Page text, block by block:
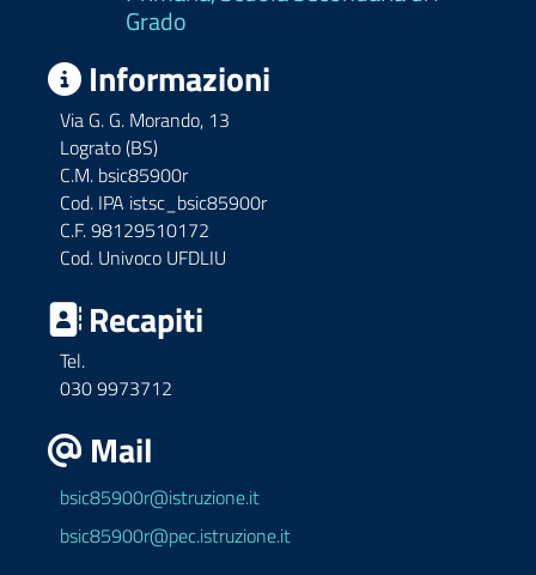
Grado
Informazioni
Via G. G. Morando, 13
Lograto (BS)
C.M. bsic85900r
Cod. IPA istsc_bsic85900r
C.F. 98129510172
Cod. Univoco UFDLIU
Recapiti
Tel.
030 9973712
Mail
bsic85900r@istruzione.it
bsic85900r@pec.istruzione.it